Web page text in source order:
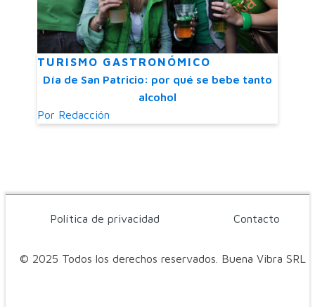
TURISMO GASTRONÓMICO
Día de San Patricio: por qué se bebe tanto
alcohol
Por Redacción
© 2025 Todos los derechos reservados. Buena Vibra SRL
Política de privacidad Contacto